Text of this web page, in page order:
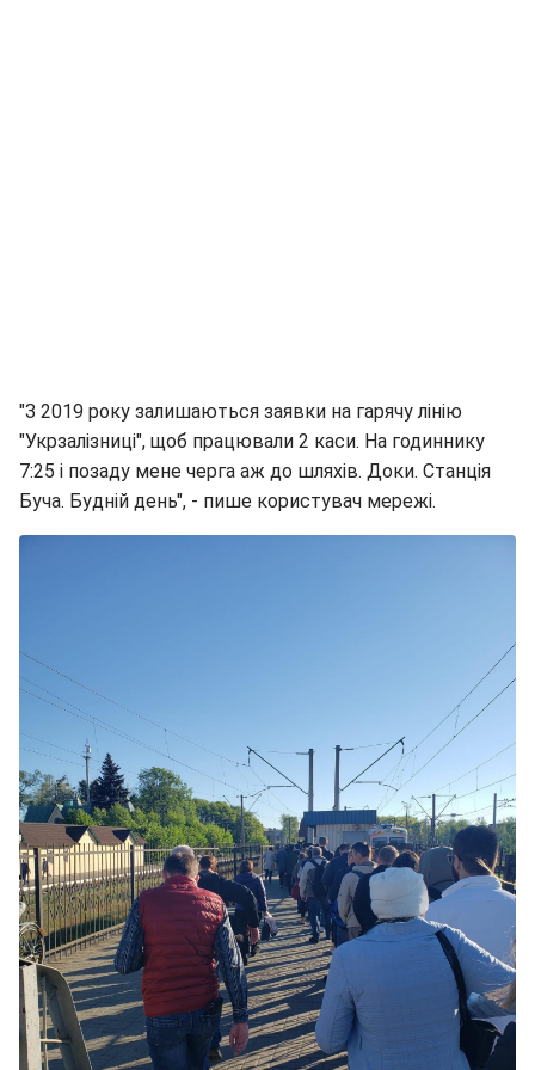
"З 2019 року залишаються заявки на гарячу лінію
"Укрзалізниці", щоб працювали 2 каси. На годиннику
7:25 і позаду мене черга аж до шляхів. Доки. Станція
Буча. Будній день", - пише користувач мережі.